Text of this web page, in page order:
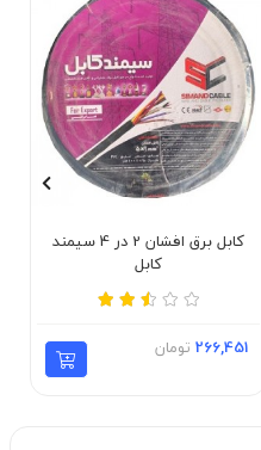
کابل برق افشان 2 در 4 سیمند
کابل
266,451 تومان